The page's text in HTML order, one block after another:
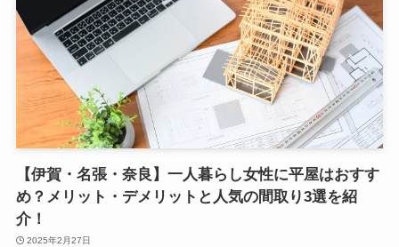
【伊賀・名張・奈良】一人暮らし女性に平屋はおすす
め？メリット・デメリットと人気の間取り3選を紹
介！
2025年2月27日